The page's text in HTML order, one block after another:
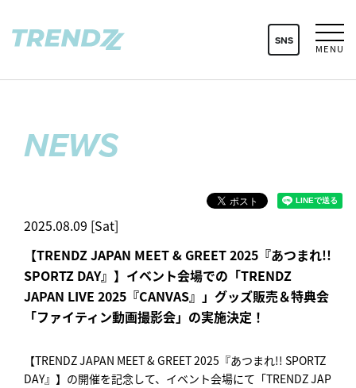
MENU
SNS
NEWS
2025.08.09 [Sat]
【TRENDZ JAPAN MEET & GREET 2025『あつまれ!!
SPORTZ DAY』】イベント会場での「TRENDZ
JAPAN LIVE 2025『CANVAS』」グッズ販売＆特典会
「ファイティン動画撮影会」の実施決定！
【TRENDZ JAPAN MEET & GREET 2025『あつまれ!! SPORTZ
DAY』】の開催を記念して、イベント会場にて「TRENDZ JAP